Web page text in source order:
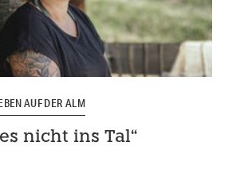
AUF DER ALM
nicht ins Tal“